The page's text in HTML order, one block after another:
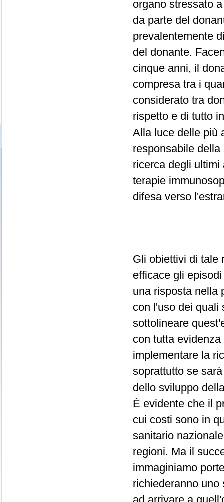
organo stressato
da parte del
prevalentemente
del donante.
cinque anni, il
compresa tra i
considerato tra
rispetto e di tutto
Alla luce delle più
responsabile
ricerca degli
terapie
difesa verso
Gli obiettivi di tale
efficace gli
una risposta nella
con l'uso dei quali
sottolineare
con tutta
implementare la
soprattutto se
dello sviluppo
È evidente che il
cui costi sono in
sanitario
regioni. Ma il
immaginiamo
richiederanno